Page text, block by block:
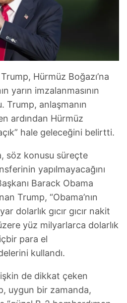
Hürmüz Boğazı’na
yarın imzalanmasının
Trump, anlaşmanın
ardından Hürmüz
hale geleceğini belirtti.
söz konusu süreçte
yapılmayacağını
Barack Obama
Trump, “Obama’nın
dolarlık gıcır gıcır nakit
yüz milyarlarca dolarlık
para el
kullandı.
de dikkat çeken
uygun bir zamanda,